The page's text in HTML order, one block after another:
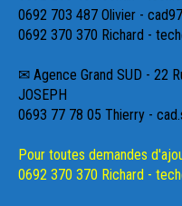
0692 703 487 Olivier -
0692 370 370 Richard -
✉ Agence Grand SUD - 22
JOSEPH
0693 77 78 05 Thierry -
Pour toutes demandes
0692 370 370 Richard -